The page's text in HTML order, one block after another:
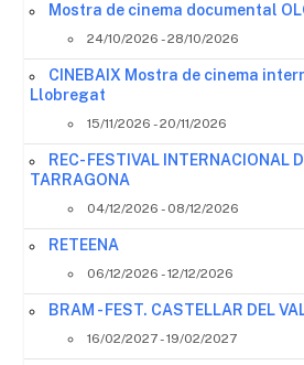
Mostra de cinema documental
24/10/2026 - 28/10/2026
CINEBAIX Mostra de cinema
Llobregat
15/11/2026 - 20/11/2026
REC- FESTIVAL INTERNACIONAL
TARRAGONA
04/12/2026 - 08/12/2026
RETEENA
06/12/2026 - 12/12/2026
BRAM - FEST. CASTELLAR DEL
16/02/2027 - 19/02/2027